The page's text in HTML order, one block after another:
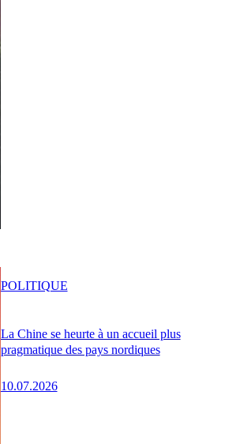
La Chine se heurte à un accueil plus
pragmatique des pays nordiques
10.07.2026
POLITIQUE